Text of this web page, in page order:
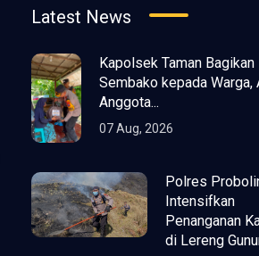
Latest News
Kapolsek Taman Bagikan
Sembako kepada Warga,
Anggota...
07 Aug, 2026
Polres
Intensifkan
Penanganan
di Lereng